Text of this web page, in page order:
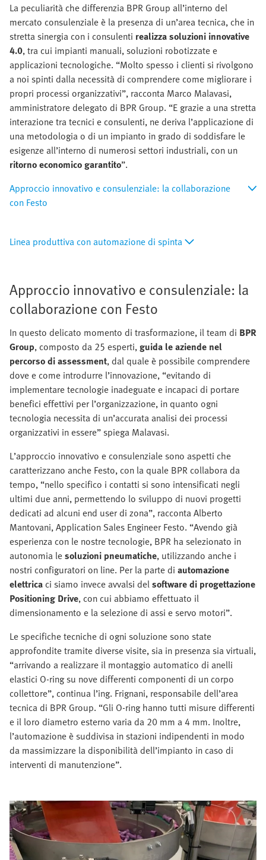
La peculiarità che differenzia BPR Group all’interno del
mercato consulenziale è la presenza di un’area tecnica, che in
stretta sinergia con i consulenti realizza soluzioni innovative
4.0, tra cui impianti manuali, soluzioni robotizzate e
applicazioni tecnologiche. “Molto spesso i clienti si rivolgono
a noi spinti dalla necessità di comprendere come migliorare i
propri processi organizzativi”, racconta Marco Malavasi,
amministratore delegato di BPR Group. “E grazie a una stretta
interazione tra tecnici e consulenti, ne deriva l’applicazione di
una metodologia o di un impianto in grado di soddisfare le
esigenze all’interno di numerosi settori industriali, con un
ritorno economico garantito”.
Approccio innovativo e consulenziale: la collaborazione
con Festo
Linea produttiva con automazione di spinta
Approccio innovativo e consulenziale: la
collaborazione con Festo
In questo delicato momento di trasformazione, il team di BPR
Group, composto da 25 esperti,guida le aziende nel
percorso di assessment, dal quale è possibile comprendere
dove e come introdurre l’innovazione, “evitando di
implementare tecnologie inadeguate e incapaci di portare
benefici effettivi per l’organizzazione, in quanto ogni
tecnologia necessita di un’accurata analisi dei processi
organizzativi in essere” spiega Malavasi.
L’approccio innovativo e consulenziale sono aspetti che
caratterizzano anche Festo, con la quale BPR collabora da
tempo, “nello specifico i contatti si sono intensificati negli
ultimi due anni, permettendo lo sviluppo di nuovi progetti
dedicati ad alcuni end user di zona”, racconta Alberto
Mantovani, Application Sales Engineer Festo. “Avendo già
esperienza con le nostre tecnologie, BPR ha selezionato in
autonomia lesoluzioni pneumatiche, utilizzando anche i
nostri configuratori on line. Per la parte di automazione
elettricaci siamo invece avvalsi delsoftware di progettazione
Positioning Drive, con cui abbiamo effettuato il
dimensionamento e la selezione di assi e servo motori”.
Le specifiche tecniche di ogni soluzione sono state
approfondite tramite diverse visite, sia in presenza sia virtuali,
“arrivando a realizzare il montaggio automatico di anelli
elastici O-ring su nove differenti componenti di un corpo
collettore”, continua l’ing. Frignani, responsabile dell’area
tecnica di BPR Group. “Gli O-ring hanno tutti misure differenti
e il loro diametro esterno varia da 20 mm a 4 mm. Inoltre,
l’automazione è suddivisa in stazioni indipendenti in modo
da massimizzare la disponibilità dell’impianto in caso di
interventi di manutenzione”.